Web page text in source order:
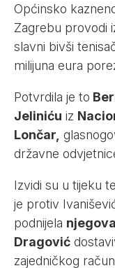
Općinsko
Zagrebu provodi
slavni bivši
milijuna eura
Potvrdila je to
Jeliniću iz
Lončar,
državne
Izvidi su u tijeku
je protiv
podnijela
Dragović
zajedničkog